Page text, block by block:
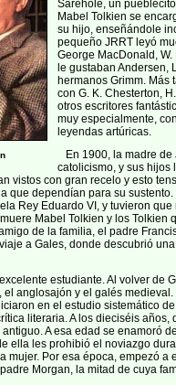
Sarehole, un
Mabel Tolkien se
su hijo, enseñándole
pequeño JRRT leyó
George MacDonald, W.
le gustaban Andersen,
hermanos Grimm. Más
con G. K. Chesterton,
otros escritores
muy especialmente,
leyendas artúricas.
En 1900, la madre de
catolicismo, y sus hijos
vistos con gran recelo y esto
que dependían para su
Rey Eduardo VI, y tuvieron que
Mabel Tolkien y los Tolkien
de la familia, el padre
a Gales, donde descubrió
estudiante. Al volver de
el anglosajón y el galés
en el estudio sistemático
literaria. A los dieciséis años,
A esa edad se enamoró
ella les prohibió el noviazgo
mujer. Por esa época, empezó a
Morgan, la mitad de cuya